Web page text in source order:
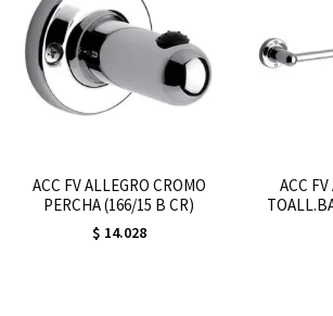
ACC FV ALLEGRO CROMO
PERCHA (166/15 B CR)
$ 14.028
ACC